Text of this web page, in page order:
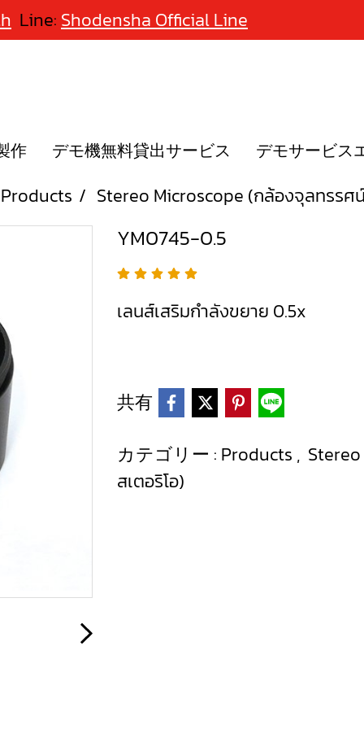
Line: Shodensha Official Line
作 デモ機無料貸出サービス デモサービス
Products Stereo Microscope (กล้องจุลทรรศ
YM0745-0.5
เลนส์เสริมกำลังขยาย 0.5x
共有
カテゴリー : Products ,
สเตอริโอ)